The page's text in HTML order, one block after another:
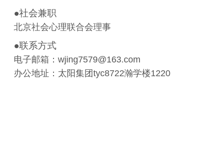
●社会兼职
北京社会心理联合会理事
●联系方式
电子邮箱： wjing7579@163.com
办公地址：太阳集团tyc8722瀚学楼1220